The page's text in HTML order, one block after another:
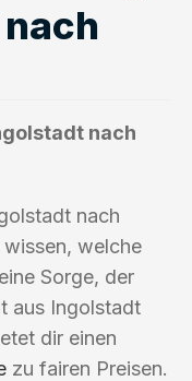
nach
nach
welche
Sorge, der
aus Ingolstadt
dir einen
zu fairen Preisen.